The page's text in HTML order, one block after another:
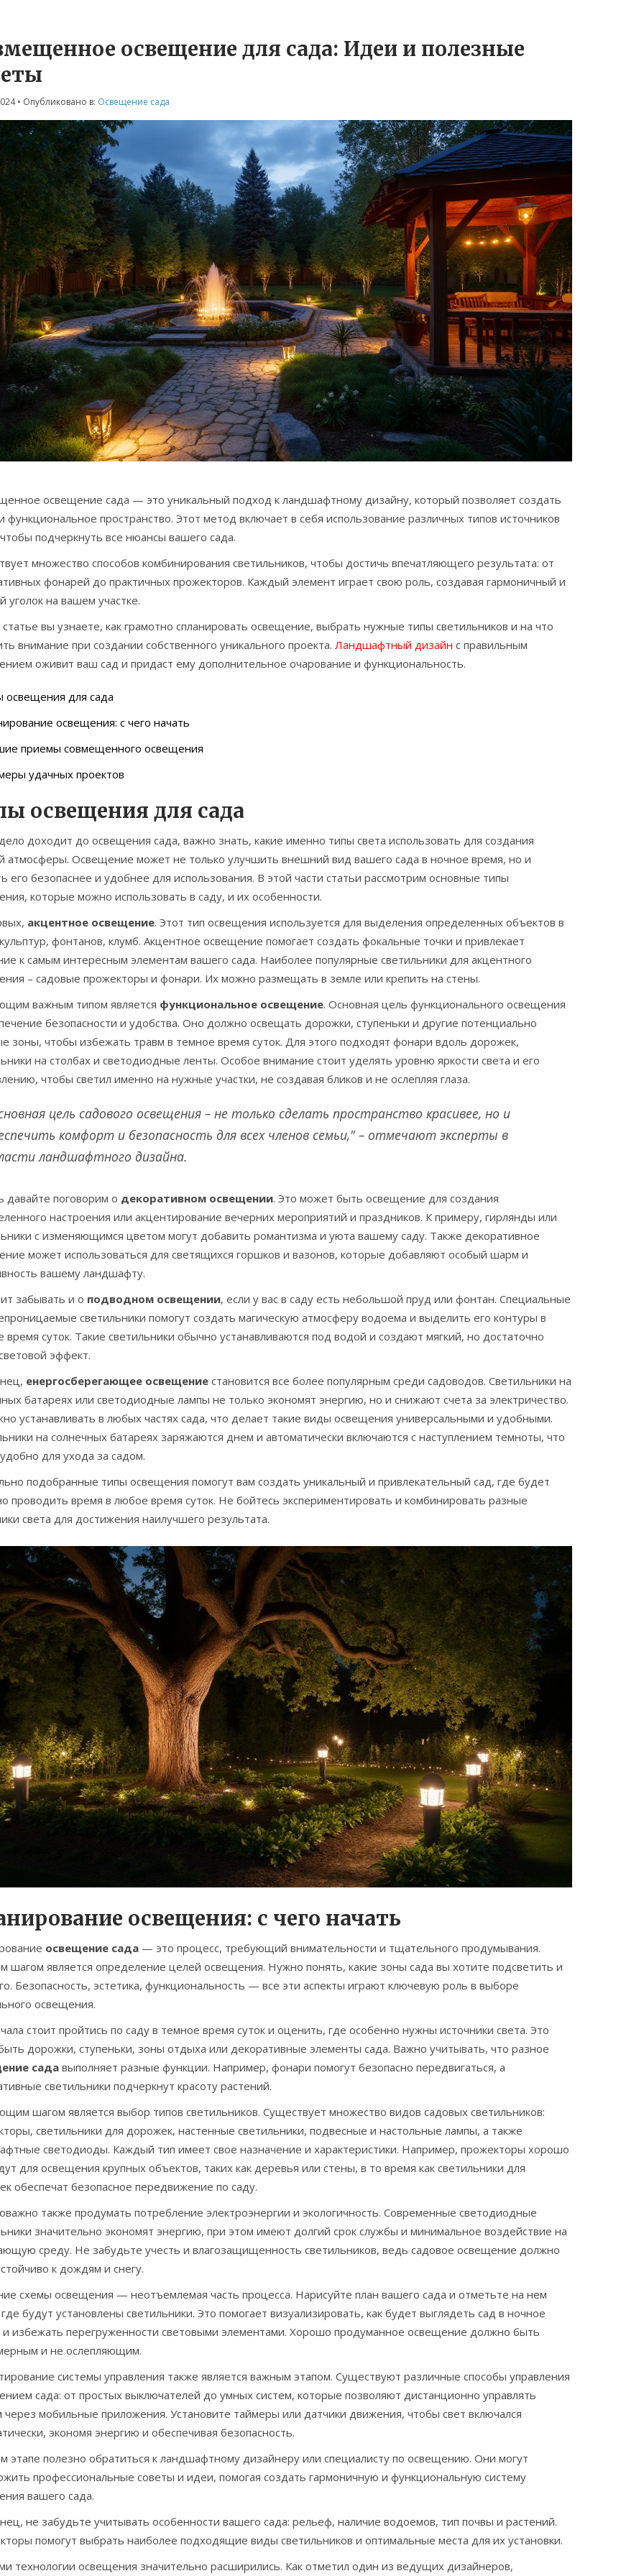
освещение для сада: Идеи и полезные
• Опубликовано в: Освещение сада
освещение сада — это уникальный подход к ландшафтному дизайну, который позволяет создать
функциональное пространство. Этот метод включает в себя использование различных типов источников
подчеркнуть все нюансы вашего сада.
множество способов комбинирования светильников, чтобы достичь впечатляющего результата: от
фонарей до практичных прожекторов. Каждый элемент играет свою роль, создавая гармоничный и
уголок на вашем участке.
вы узнаете, как грамотно спланировать освещение, выбрать нужные типы светильников и на что
внимание при создании собственного уникального проекта. Ландшафтный дизайн с правильным
оживит ваш сад и придаст ему дополнительное очарование и функциональность.
освещения для сада
освещения: с чего начать
приемы совмещенного освещения
удачных проектов
освещения для сада
доходит до освещения сада, важно знать, какие именно типы света использовать для создания
атмосферы. Освещение может не только улучшить внешний вид вашего сада в ночное время, но и
его безопаснее и удобнее для использования. В этой части статьи рассмотрим основные типы
которые можно использовать в саду, и их особенности.
акцентное освещение. Этот тип освещения используется для выделения определенных объектов в
фонтанов, клумб. Акцентное освещение помогает создать фокальные точки и привлекает
к самым интересным элементам вашего сада. Наиболее популярные светильники для акцентного
– садовые прожекторы и фонари. Их можно размещать в земле или крепить на стены.
важным типом является функциональное освещение. Основная цель функционального освещения
безопасности и удобства. Оно должно освещать дорожки, ступеньки и другие потенциально
зоны, чтобы избежать травм в темное время суток. Для этого подходят фонари вдоль дорожек,
на столбах и светодиодные ленты. Особое внимание стоит уделять уровню яркости света и его
чтобы светил именно на нужные участки, не создавая бликов и не ослепляя глаза.
цель садового освещения – не только сделать пространство красивее, но и
комфорт и безопасность для всех членов семьи," – отмечают эксперты в
ландшафтного дизайна.
давайте поговорим о декоративном освещении. Это может быть освещение для создания
настроения или акцентирование вечерних мероприятий и праздников. К примеру, гирлянды или
с изменяющимся цветом могут добавить романтизма и уюта вашему саду. Также декоративное
может использоваться для светящихся горшков и вазонов, которые добавляют особый шарм и
вашему ландшафту.
забывать и о подводном освещении, если у вас в саду есть небольшой пруд или фонтан. Специальные
светильники помогут создать магическую атмосферу водоема и выделить его контуры в
время суток. Такие светильники обычно устанавливаются под водой и создают мягкий, но достаточно
эффект.
енергосберегающее освещение становится все более популярным среди садоводов. Светильники на
батареях или светодиодные лампы не только экономят энергию, но и снижают счета за электричество.
устанавливать в любых частях сада, что делает такие виды освещения универсальными и удобными.
на солнечных батареях заряжаются днем и автоматически включаются с наступлением темноты, что
для ухода за садом.
подобранные типы освещения помогут вам создать уникальный и привлекательный сад, где будет
проводить время в любое время суток. Не бойтесь экспериментировать и комбинировать разные
света для достижения наилучшего результата.
освещения: с чего начать
освещение сада — это процесс, требующий внимательности и тщательного продумывания.
шагом является определение целей освещения. Нужно понять, какие зоны сада вы хотите подсветить и
Безопасность, эстетика, функциональность — все эти аспекты играют ключевую роль в выборе
освещения.
стоит пройтись по саду в темное время суток и оценить, где особенно нужны источники света. Это
дорожки, ступеньки, зоны отдыха или декоративные элементы сада. Важно учитывать, что разное
сада выполняет разные функции. Например, фонари помогут безопасно передвигаться, а
светильники подчеркнут красоту растений.
шагом является выбор типов светильников. Существует множество видов садовых светильников:
светильники для дорожек, настенные светильники, подвесные и настольные лампы, а также
светодиоды. Каждый тип имеет свое назначение и характеристики. Например, прожекторы хорошо
для освещения крупных объектов, таких как деревья или стены, в то время как светильники для
обеспечат безопасное передвижение по саду.
также продумать потребление электроэнергии и экологичность. Современные светодиодные
значительно экономят энергию, при этом имеют долгий срок службы и минимальное воздействие на
среду. Не забудьте учесть и влагозащищенность светильников, ведь садовое освещение должно
к дождям и снегу.
схемы освещения — неотъемлемая часть процесса. Нарисуйте план вашего сада и отметьте на нем
будут установлены светильники. Это помогает визуализировать, как будет выглядеть сад в ночное
и избежать перегруженности световыми элементами. Хорошо продуманное освещение должно быть
и не ослепляющим.
системы управления также является важным этапом. Существуют различные способы управления
сада: от простых выключателей до умных систем, которые позволяют дистанционно управлять
через мобильные приложения. Установите таймеры или датчики движения, чтобы свет включался
экономя энергию и обеспечивая безопасность.
этапе полезно обратиться к ландшафтному дизайнеру или специалисту по освещению. Они могут
профессиональные советы и идеи, помогая создать гармоничную и функциональную систему
вашего сада.
не забудьте учитывать особенности вашего сада: рельеф, наличие водоемов, тип почвы и растений.
помогут выбрать наиболее подходящие виды светильников и оптимальные места для их установки.
технологии освещения значительно расширились. Как отметил один из ведущих дизайнеров,